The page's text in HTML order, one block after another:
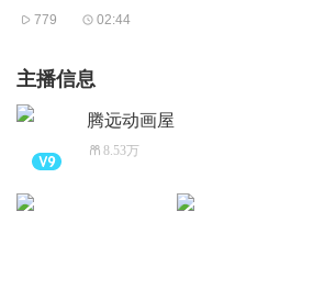
779 02:44
主播信息
腾远动画屋
8.53万